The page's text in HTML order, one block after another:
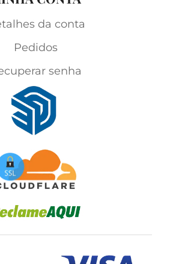
da conta
Pedidos
senha